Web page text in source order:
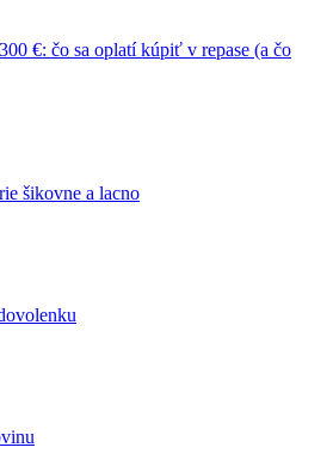
€: čo sa oplatí kúpiť v repase (a čo
šikovne a lacno